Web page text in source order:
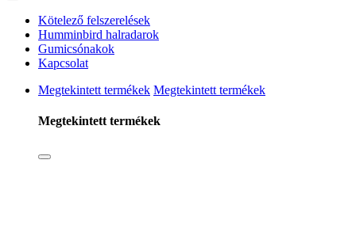
Kötelező felszerelések
Humminbird halradarok
Gumicsónakok
Kapcsolat
Megtekintett termékek Megtekintett termékek
Megtekintett termékek